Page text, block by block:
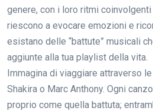
genere, con i loro ritmi
riescono a evocare emozioni e
esistano delle “battute” musicali
aggiunte alla tua playlist della vita.
Immagina di viaggiare attraverso
Shakira o Marc Anthony. Ogni
proprio come quella battuta;